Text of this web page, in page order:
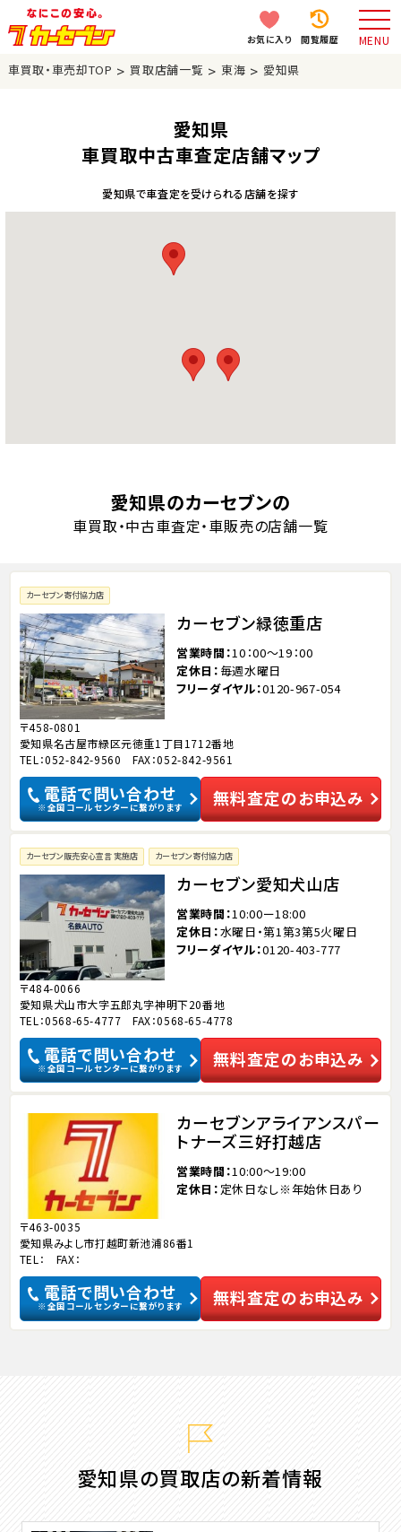
お気に入り 閲覧履歴 MENU
車買取・車売却TOP > 買取店舗一覧 > 東海 > 愛知県
愛知県
車買取中古車査定店舗マップ
愛知県で車査定を受けられる店舗を探す
愛知県のカーセブンの
車買取・中古車査定・車販売の店舗一覧
カーセブン寄付協力店
カーセブン緑徳重店
営業時間 10：00～19：00
定休日
毎週水曜日
フリーダイヤル 0120-967-054
〒458-0801
愛知県名古屋市緑区元徳重1丁目1712番地
TEL：052-842-9560 FAX：052-842-9561
電話で問い合わせ
※全国コールセンターに繋がります 無料査定のお申込み
カーセブン販売安心宣言 実施店 カーセブン寄付協力店
カーセブン愛知犬山店
営業時間 10:00ー18:00
定休日 水曜日・第1第3第5火曜日
フリーダイヤル 0120-403-777
〒484-0066
愛知県犬山市大字五郎丸字神明下20番地
TEL：0568-65-4777 FAX：0568-65-4778
電話で問い合わせ
※全国コールセンターに繋がります 無料査定のお申込み
カーセブンアライアンスパー
トナーズ三好打越店
営業時間 10:00～19:00
定休日
定休日なし※年始休日あり
〒463-0035
愛知県みよし市打越町新池浦86番1
TEL： FAX：
電話で問い合わせ
※全国コールセンターに繋がります 無料査定のお申込み
愛知県の買取店の新着情報